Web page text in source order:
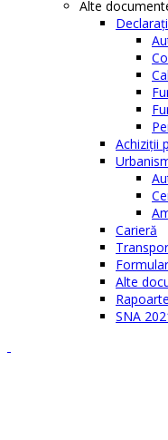
Alte
Achiziţii
Carieră
Alte
Rapoarte
SNA